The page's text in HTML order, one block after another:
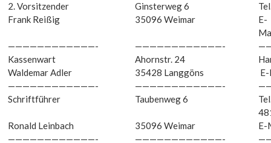
2. Vorsitzender
Ginsterweg 6
Frank Reißig
35096 Weimar
E-
————————————-
————————————-
Kassenwart
Ahornstr. 24
Waldemar Adler
35428 Langgöns
————————————-
————————————-
Schriftführer
Taubenweg 6
Ronald Leinbach
35096 Weimar
E-
————————————-
————————————-